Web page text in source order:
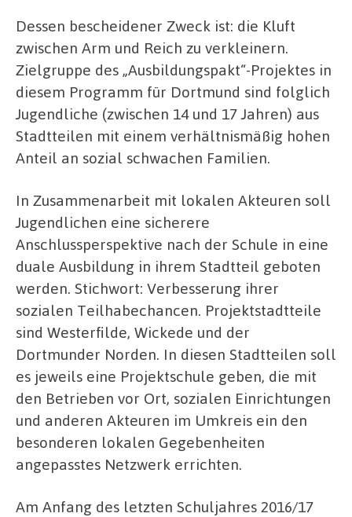
Dessen bescheidener Zweck ist: die Kluft
zwischen Arm und Reich zu verkleinern.
Zielgruppe des „Ausbildungspakt“-Projektes in
diesem Programm für Dortmund sind folglich
Jugendliche (zwischen 14 und 17 Jahren) aus
Stadtteilen mit einem verhältnismäßig hohen
Anteil an sozial schwachen Familien.
In Zusammenarbeit mit lokalen Akteuren soll
Jugendlichen eine sicherere
Anschlussperspektive nach der Schule in eine
duale Ausbildung in ihrem Stadtteil geboten
werden. Stichwort: Verbesserung ihrer
sozialen Teilhabechancen. Projektstadtteile
sind Westerfilde, Wickede und der
Dortmunder Norden. In diesen Stadtteilen soll
es jeweils eine Projektschule geben, die mit
den Betrieben vor Ort, sozialen Einrichtungen
und anderen Akteuren im Umkreis ein den
besonderen lokalen Gegebenheiten
angepasstes Netzwerk errichten.
Am Anfang des letzten Schuljahres 2016/17